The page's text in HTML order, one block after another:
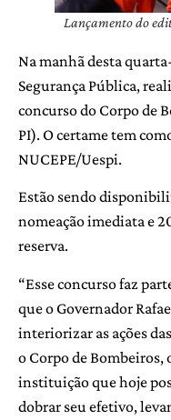
Lançamento do
Na manhã desta
Segurança Pública,
concurso do Corpo de
PI). O certame tem
NUCEPE/Uespi.
Estão sendo
nomeação imediata e
reserva.
“Esse concurso faz
que o Governador
interiorizar as ações
o Corpo de Bombeiros,
instituição que hoje
dobrar seu efetivo,